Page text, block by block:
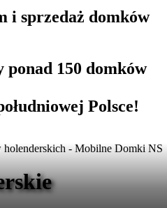
i sprzedaż domków
ponad 150 domków
Polsce!